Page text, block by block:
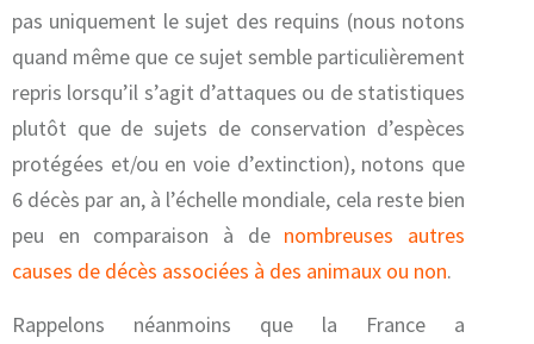
pas uniquement le sujet des requins (nous notons
quand même que ce sujet semble particulièrement
repris lorsqu’il s’agit d’attaques ou de statistiques
plutôt que de sujets de conservation d’espèces
protégées et/ou en voie d’extinction), notons que
6 décès par an, à l’échelle mondiale, cela reste bien
peu en comparaison à de nombreuses autres
causes de décès associées à des animaux ou non.
Rappelons néanmoins que la France a